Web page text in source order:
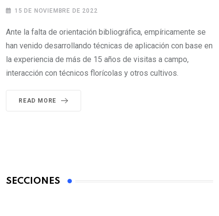
15 DE NOVIEMBRE DE 2022
Ante la falta de orientación bibliográfica, empíricamente se
han venido desarrollando técnicas de aplicación con base en
la experiencia de más de 15 años de visitas a campo,
interacción con técnicos florícolas y otros cultivos.
READ MORE
SECCIONES